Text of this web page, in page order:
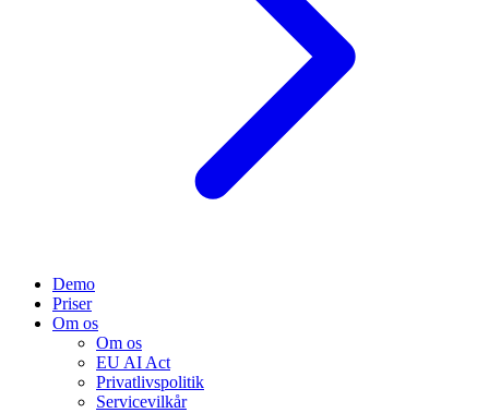
Demo
Priser
Om os
Om os
EU AI Act
Privatlivspolitik
Servicevilkår